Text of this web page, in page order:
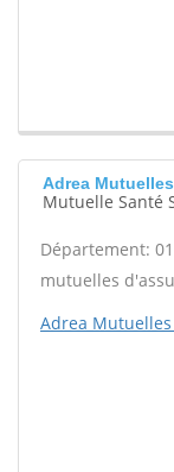
Adrea
Mutuelle Santé
Département: 01
mutuelles
Adrea